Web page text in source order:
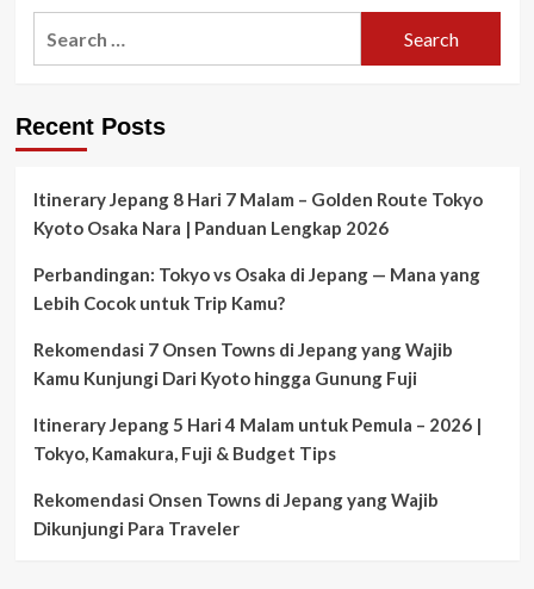
Rekomendasi
Hotel
Sekitar
Jakarta
Recent Posts
Itinerary Jepang 8 Hari 7 Malam – Golden Route Tokyo
Kyoto Osaka Nara | Panduan Lengkap 2026
Perbandingan: Tokyo vs Osaka di Jepang — Mana yang
Lebih Cocok untuk Trip Kamu?
Rekomendasi 7 Onsen Towns di Jepang yang Wajib
Kamu Kunjungi Dari Kyoto hingga Gunung Fuji
Itinerary Jepang 5 Hari 4 Malam untuk Pemula – 2026 |
Tokyo, Kamakura, Fuji & Budget Tips
Rekomendasi Onsen Towns di Jepang yang Wajib
Dikunjungi Para Traveler